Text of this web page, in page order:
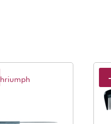
Thriumph